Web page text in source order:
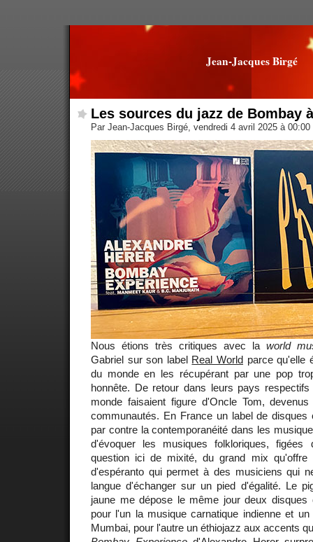
Jean-Jacques Birgé
Les sources du jazz de Bombay
Par Jean-Jacques Birgé, vendredi 4 avril 2025 à 00:00
Nous étions très critiques avec la world
Gabriel sur son label Real World parce qu'elle
du monde en les récupérant par une pop
honnête. De retour dans leurs pays
monde faisaient figure d'Oncle Tom,
communautés. En France un label de
par contre la contemporanéité dans les
d'évoquer les musiques folkloriques,
question ici de mixité, du grand mix qu'offre
d'espéranto qui permet à des musiciens qui
langue d'échanger sur un pied d'égalité. Le
jaune me dépose le même jour deux
pour l'un la musique carnatique indienne et
Mumbai, pour l'autre un éthiojazz aux accents